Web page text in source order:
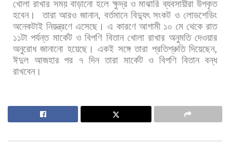
খোলা রাখার সময় বাড়ানো হলে ক্ষুদ্র ও মাঝারি ব্যবসায়ীরা উপকৃত
হবেন।
তারা আরও জানান, বর্তমানে বিদ্যুৎ সংকট ও লোডশেডিং
অনেকটাই নিয়ন্ত্রণে এসেছে। এ কারণে আগামী ১০ মে থেকে রাত
১১টা পর্যন্ত মার্কেট ও বিপণি বিতান খোলা রাখার অনুমতি দেওয়ার
অনুরোধ জানানো হয়েছে। একই সঙ্গে তারা প্রতিশ্রুতি দিয়েছেন,
ঈদুল আজহার পর ৭ দিন তারা মার্কেট ও বিপণি বিতান বন্ধ
রাখবেন।